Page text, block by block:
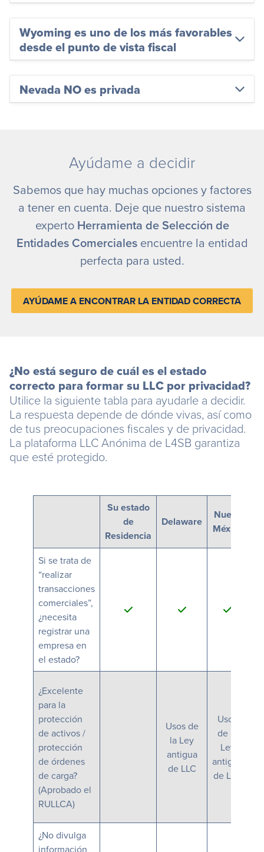
Wyoming es uno de los más favorables
desde el punto de vista fiscal
Nevada NO es privada
Ayúdame a decidir
Sabemos que hay muchas opciones y factores
a tener en cuenta. Deje que nuestro sistema
experto Herramienta de Selección de
Entidades Comercialesencuentre la entidad
perfecta para usted.
AYÚDAME A ENCONTRAR LA ENTIDAD CORRECTA
¿No está seguro de cuál es el estado
correcto para formar su LLC por privacidad?
Utilice la siguiente tabla para ayudarle a decidir.
La respuesta depende de dónde vivas, así como
de tus preocupaciones fiscales y de privacidad.
La plataforma LLC Anónima de L4SB garantiza
que esté protegido.
Su estado
de
Residencia
Delaware
Nuevo
México
Si se trata de
“realizar
transacciones
comerciales”,
¿necesita
registrar una
empresa en
el estado?
¿Excelente
para la
protección
de activos /
protección
de órdenes
de carga?
(Aprobado el
RULLCA)
Usos de
la Ley
antigua
de LLC
Usos
de la
Ley
antigua
de LLC
¿No divulga
información